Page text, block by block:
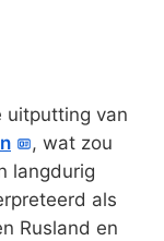
uitputting van
, wat zou
langdurig
als
Rusland en